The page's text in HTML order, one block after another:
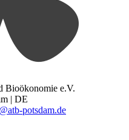
Bioökonomie e.V.
| DE
atb-potsdam.de